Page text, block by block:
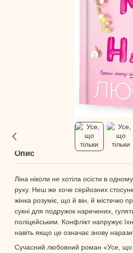
Опис
Ліна ніколи не хотіла осісти в
руху. Неш же хоче серйозних
жінка розуміє, що й він, й містечко
сукні для подружок наречених,
поліцейським. Конфлікт напружує
навіть якщо це означає знову
Сучасний любовний роман «Усе, що